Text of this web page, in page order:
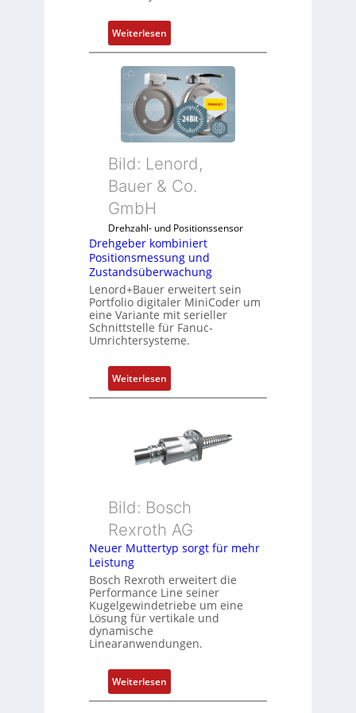
Weiterlesen:
D
r
e
h
g
e
e
m
b
i
i
e
r
P
o
s
i
o
m
s
u
n
g
n
d
Z
u
Bild: Lenord,
Bauer & Co.
GmbH
Drehzahl- und Positionssensor
Drehgeber kombiniert
Positionsmessung und
Zustandsüberwachung
Lenord+Bauer erweitert sein
Portfolio digitaler MiniCoder um
eine Variante mit serieller
Schnittstelle für Fanuc-
Umrichtersysteme.
Weiterlesen:
D
h
g
e
k
m
b
i
i
r
t
Bild: Bosch
Rexroth AG
Neuer Muttertyp sorgt für mehr
Leistung
Bosch Rexroth erweitert die
Performance Line seiner
Kugelgewindetriebe um eine
Lösung für vertikale und
dynamische
Linearanwendungen.
Weiterlesen:
N